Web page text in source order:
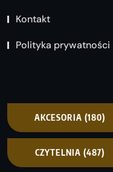
Kontakt
Polityka prywatności
AKCESORIA (180)
CZYTELNIA (487)